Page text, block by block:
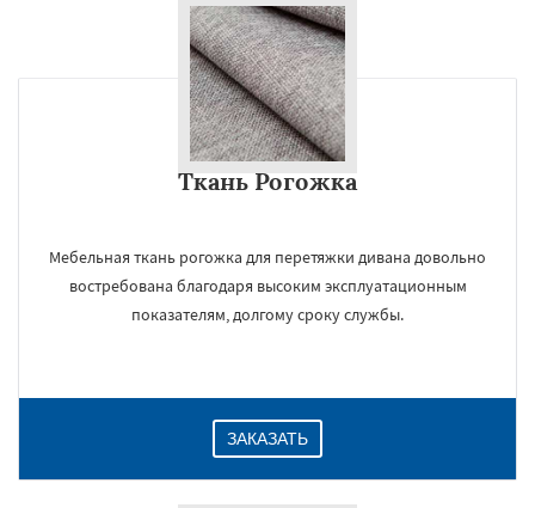
Ткань Рогожка
Мебельная ткань рогожка для перетяжки дивана довольно
востребована благодаря высоким эксплуатационным
показателям, долгому сроку службы.
ЗАКАЗАТЬ